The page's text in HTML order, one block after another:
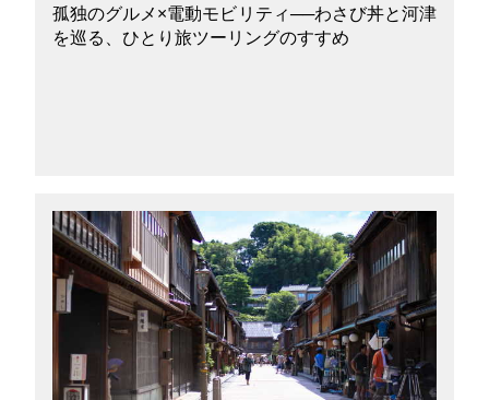
孤独のグルメ×電動モビリティ──わさび丼と河津
を巡る、ひとり旅ツーリングのすすめ
電動モビリティで、あの“孤独のグルメ”の名シー
ンを体験してみませんか？桜咲く静岡・河津で、
主人公・井之頭五郎が二度も訪れた「わさび丼」
の聖地へ。汗をかきながら登ったあの坂道も、最
新の電動モビリティなら快適に越えていけます。
大自然とグルメを味わい尽くすソロツーリングの
提案です。